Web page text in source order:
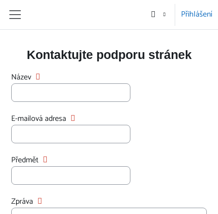
Boční panel
Přihlášení
Kontaktujte podporu stránek
Název
E-mailová adresa
Předmět
Zpráva